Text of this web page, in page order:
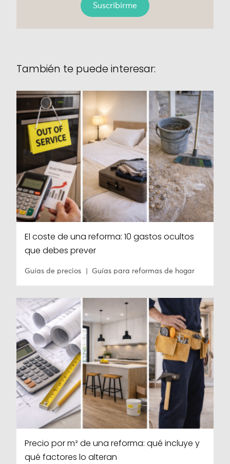
Suscribirme
También te puede interesar:
El coste de una reforma: 10 gastos ocultos
que debes prever
Guías de precios Guías para reformas de hogar
Precio por m² de una reforma: qué incluye y
qué factores lo alteran